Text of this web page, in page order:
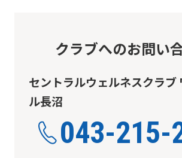
クラブへのお問い
セントラルウェルネスクラブ
ル長沼
043-215-